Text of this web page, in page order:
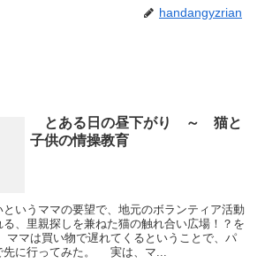
handangyzrian
とある日の昼下がり ～ 猫と
子供の情操教育
いうママの要望で、地元のボランティア活動
、里親探しを兼ねた猫の触れ合い広場！？を
マは買い物で遅れてくるということで、パ
先に行ってみた。 実は、マ...